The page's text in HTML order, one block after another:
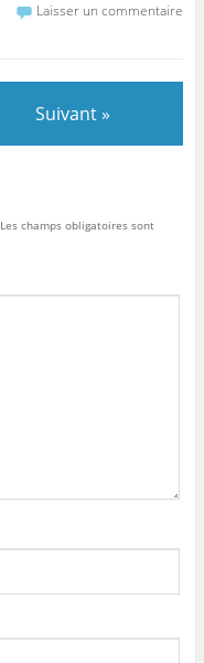
Laisser un commentaire
Suivant »
Les champs obligatoires sont